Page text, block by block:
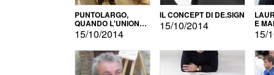
PUNTOLARGO,
QUANDO L'UNIONE
FA LA FORZA E
VINCE
15/10/2014
IL CONCEPT DI DE.SIGN
15/10/2014 E
15/